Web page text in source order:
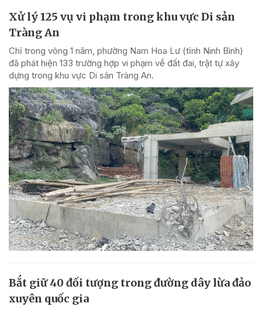
Xử lý 125 vụ vi phạm trong khu vực Di sản
Tràng An
Chỉ trong vòng 1 năm, phường Nam Hoa Lư (tỉnh Ninh Bình)
đã phát hiện 133 trường hợp vi phạm về đất đai, trật tự xây
dựng trong khu vực Di sản Tràng An.
Bắt giữ 40 đối tượng trong đường dây lừa đảo
xuyên quốc gia